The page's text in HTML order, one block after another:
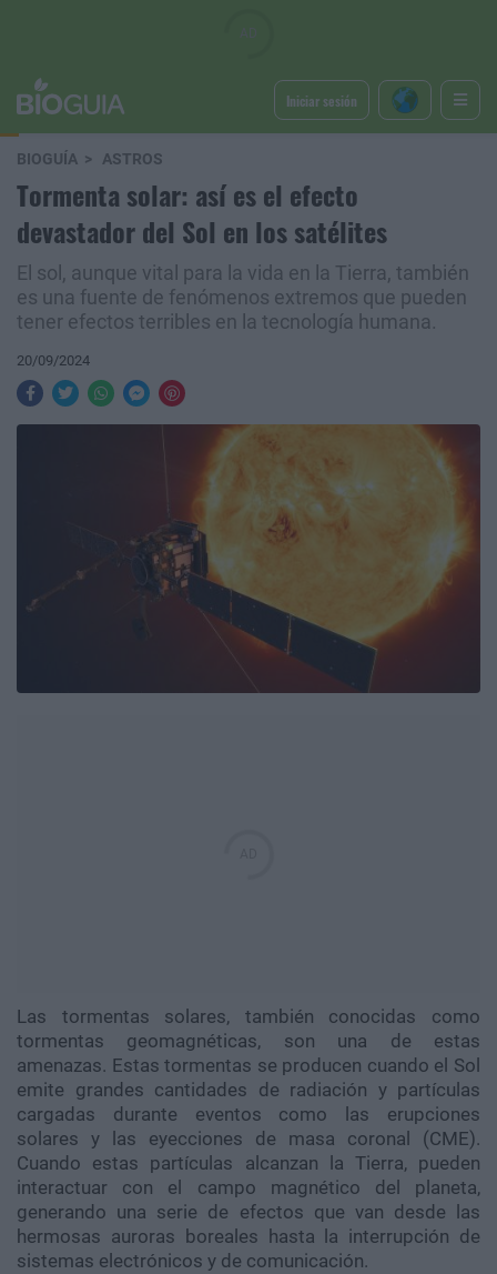
Iniciar sesión
BIOGUÍA ASTROS
Tormenta solar: así es el efecto
devastador del Sol en los satélites
El sol, aunque vital para la vida en la Tierra, también
es una fuente de fenómenos extremos que pueden
tener efectos terribles en la tecnología humana.
20/09/2024
Las tormentas solares, también conocidas como
tormentas geomagnéticas, son una de estas
amenazas. Estas tormentas se producen cuando el Sol
emite grandes cantidades de radiación y partículas
cargadas durante eventos como las erupciones
solares y las eyecciones de masa coronal (CME).
Cuando estas partículas alcanzan la Tierra, pueden
interactuar con el campo magnético del planeta,
generando una serie de efectos que van desde las
hermosas auroras boreales hasta la interrupción de
sistemas electrónicos y de comunicación.